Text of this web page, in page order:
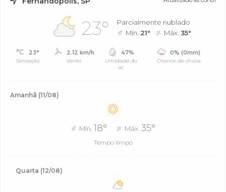
23°
Parcialmente nublado
Mín. 21° Máx.35°
23°
Sensação
2.12 km/h
Vento
47%
Umidade do
ar
0% (0mm)
Chance de chuva
Amanhã (11/08)
Mín. 18° Máx. 35°
Tempo limpo
Quarta (12/08)